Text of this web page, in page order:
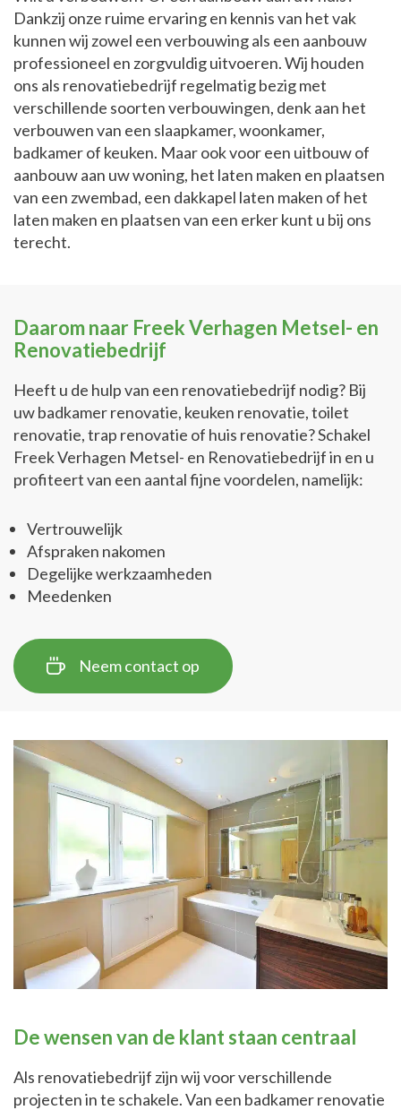
Dankzij onze ruime ervaring en kennis van het vak
kunnen wij zowel een verbouwing als een aanbouw
professioneel en zorgvuldig uitvoeren. Wij houden
ons als renovatiebedrijf regelmatig bezig met
verschillende soorten verbouwingen, denk aan het
verbouwen van een slaapkamer, woonkamer,
badkamer of keuken. Maar ook voor een uitbouw of
aanbouw aan uw woning, het laten maken en plaatsen
van een zwembad, een dakkapel laten maken of het
laten maken en plaatsen van een erker kunt u bij ons
terecht.
Daarom naar Freek Verhagen Metsel- en
Renovatiebedrijf
Heeft u de hulp van een renovatiebedrijf nodig? Bij
uw badkamer renovatie, keuken renovatie, toilet
renovatie, trap renovatie of huis renovatie? Schakel
Freek Verhagen Metsel- en Renovatiebedrijf in en u
profiteert van een aantal fijne voordelen, namelijk:
Vertrouwelijk
Afspraken nakomen
Degelijke werkzaamheden
Meedenken
Neem contact op
De wensen van de klant staan centraal
Als renovatiebedrijf zijn wij voor verschillende
projecten in te schakele. Van een badkamer renovatie